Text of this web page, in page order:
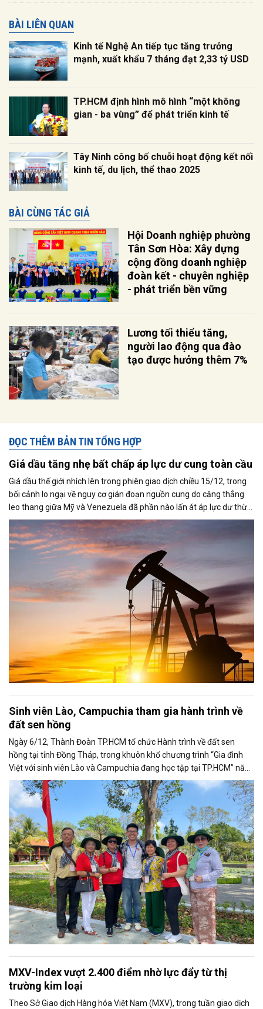
BÀI LIÊN QUAN
Kinh tế Nghệ An tiếp tục tăng trưởng
mạnh, xuất khẩu 7 tháng đạt 2,33 tỷ USD
TP.HCM định hình mô hình “một không
gian - ba vùng” để phát triển kinh tế
Tây Ninh công bố chuỗi hoạt động kết nối
kinh tế, du lịch, thể thao 2025
BÀI CÙNG TÁC GIẢ
Hội Doanh nghiệp phường
Tân Sơn Hòa: Xây dựng
cộng đồng doanh nghiệp
đoàn kết - chuyên nghiệp
- phát triển bền vững
Lương tối thiểu tăng,
người lao động qua đào
tạo được hưởng thêm 7%
ĐỌC THÊM BẢN TIN TỔNG HỢP
Giá dầu tăng nhẹ bất chấp áp lực dư cung toàn cầu
Giá dầu thế giới nhích lên trong phiên giao dịch chiều 15/12, trong
bối cảnh lo ngại về nguy cơ gián đoạn nguồn cung do căng thẳng
leo thang giữa Mỹ và Venezuela đã phần nào lấn át áp lực dư thừa
nguồn cung đang bao trùm thị trường. Cùng với đó, giới đầu tư tiếp
tục theo dõi sát diễn biến liên quan đến khả năng đạt được một
thỏa thuận hòa bình giữa Nga và Ukraine.
Sinh viên Lào, Campuchia tham gia hành trình về
đất sen hồng
Ngày 6/12, Thành Đoàn TP.HCM tổ chức Hành trình về đất sen
hồng tại tỉnh Đồng Tháp, trong khuôn khổ chương trình “Gia đình
Việt với sinh viên Lào và Campuchia đang học tập tại TP.HCM” năm
2025.
MXV-Index vượt 2.400 điểm nhờ lực đẩy từ thị
trường kim loại
Theo Sở Giao dịch Hàng hóa Việt Nam (MXV), trong tuần giao dịch